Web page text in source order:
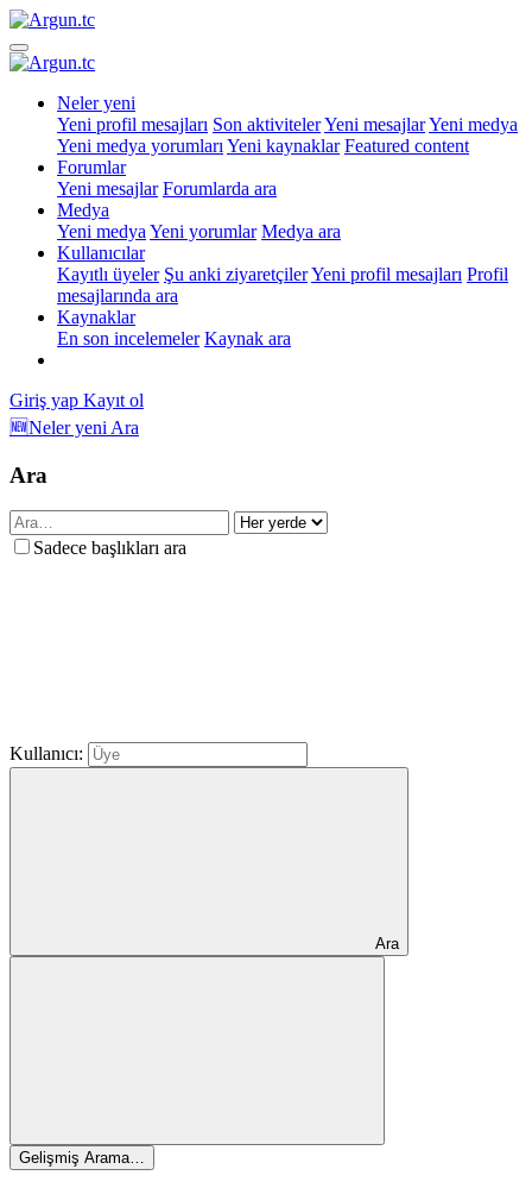
Neler yeni
Yeni profil mesajları Son aktivitelerYeni mesajlarYeni medya
Yeni medya yorumları Yeni kaynaklar Featured content
Forumlar
Yeni mesajlar Forumlarda ara
Medya
Yeni medya Yeni yorumlar Medya ara
Kullanıcılar
Kayıtlı üyeler Şu anki ziyaretçilerYeni profil mesajları Profil
mesajlarında ara
Kaynaklar
En son incelemeler Kaynak ara
Giriş yap Kayıt ol
🆕Neler yeni Ara
Ara
Sadece başlıkları ara
Kullanıcı:
Ara
Gelişmiş Arama…